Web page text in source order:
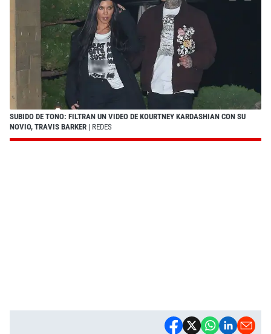
SUBIDO DE TONO: FILTRAN UN VIDEO DE KOURTNEY KARDASHIAN CON SU
NOVIO, TRAVIS BARKER | REDES